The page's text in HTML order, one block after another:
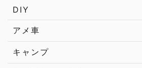
DIY
アメ車
キャンプ